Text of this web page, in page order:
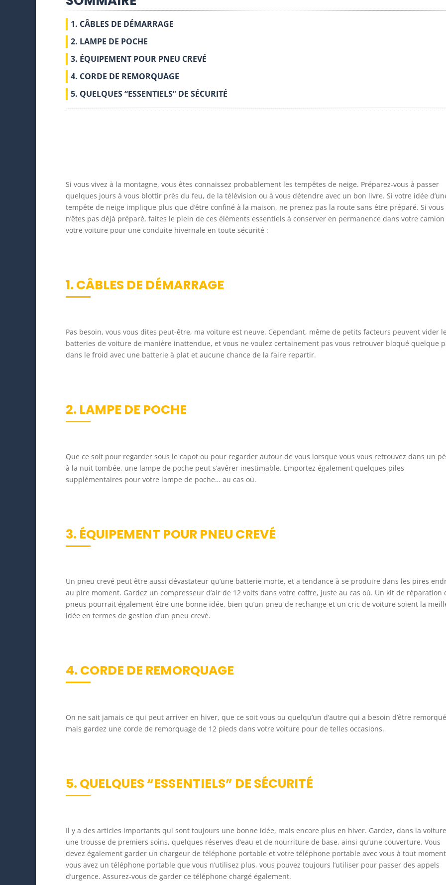
1. CÂBLES DE DÉMARRAGE
2. LAMPE DE POCHE
3. ÉQUIPEMENT POUR PNEU CREVÉ
4. CORDE DE REMORQUAGE
5. QUELQUES “ESSENTIELS” DE SÉCURITÉ
Si vous vivez à la montagne, vous êtes connaissez probablement les tempêtes de neige. Préparez-vous à passer
quelques jours à vous blottir près du feu, de la télévision ou à vous détendre avec un bon livre. Si votre idée
tempête de neige implique plus que d’être confiné à la maison, ne prenez pas la route sans être préparé. Si vous
n’êtes pas déjà préparé, faites le plein de ces éléments essentiels à conserver en permanence dans votre
votre voiture pour une conduite hivernale en toute sécurité :
1. CÂBLES DE DÉMARRAGE
Pas besoin, vous vous dites peut-être, ma voiture est neuve. Cependant, même de petits facteurs peuvent vider
batteries de voiture de manière inattendue, et vous ne voulez certainement pas vous retrouver bloqué quelque
dans le froid avec une batterie à plat et aucune chance de la faire repartir.
2. LAMPE DE POCHE
Que ce soit pour regarder sous le capot ou pour regarder autour de vous lorsque vous vous retrouvez dans un
à la nuit tombée, une lampe de poche peut s’avérer inestimable. Emportez également quelques piles
supplémentaires pour votre lampe de poche… au cas où.
3. ÉQUIPEMENT POUR PNEU CREVÉ
Un pneu crevé peut être aussi dévastateur qu’une batterie morte, et a tendance à se produire dans les pires
au pire moment. Gardez un compresseur d’air de 12 volts dans votre coffre, juste au cas où. Un kit de réparation
pneus pourrait également être une bonne idée, bien qu’un pneu de rechange et un cric de voiture soient la
idée en termes de gestion d’un pneu crevé.
4. CORDE DE REMORQUAGE
On ne sait jamais ce qui peut arriver en hiver, que ce soit vous ou quelqu’un d’autre qui a besoin d’être
mais gardez une corde de remorquage de 12 pieds dans votre voiture pour de telles occasions.
5. QUELQUES “ESSENTIELS” DE SÉCURITÉ
Il y a des articles importants qui sont toujours une bonne idée, mais encore plus en hiver. Gardez, dans la
une trousse de premiers soins, quelques réserves d’eau et de nourriture de base, ainsi qu’une couverture. Vous
devez également garder un chargeur de téléphone portable et votre téléphone portable avec vous à tout
vous avez un téléphone portable que vous n’utilisez plus, vous pouvez toujours l’utiliser pour passer des appels
d’urgence. Assurez-vous de garder ce téléphone chargé également.